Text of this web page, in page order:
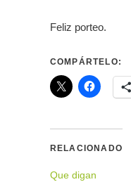
Feliz porteo.
COMPÁRTELO:
RELACIONADO
Que digan